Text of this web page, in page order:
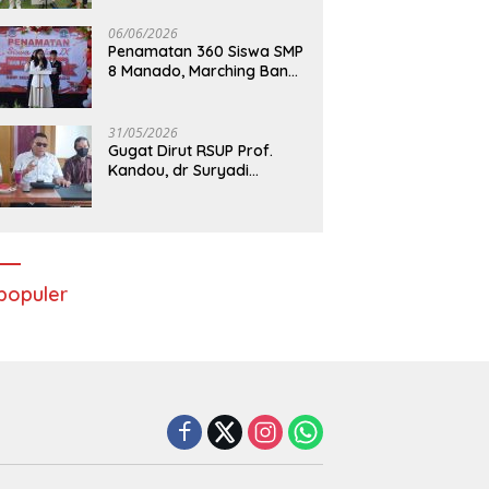
06/06/2026
Penamatan 360 Siswa SMP
8 Manado, Marching Band
31/05/2026
Gugat Dirut RSUP Prof.
Kandou, dr Suryadi